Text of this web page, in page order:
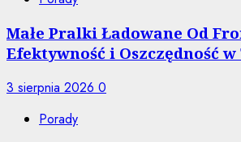
Małe Pralki Ładowane Od
Efektywność i Oszczędność
3 sierpnia 2026 0
Porady